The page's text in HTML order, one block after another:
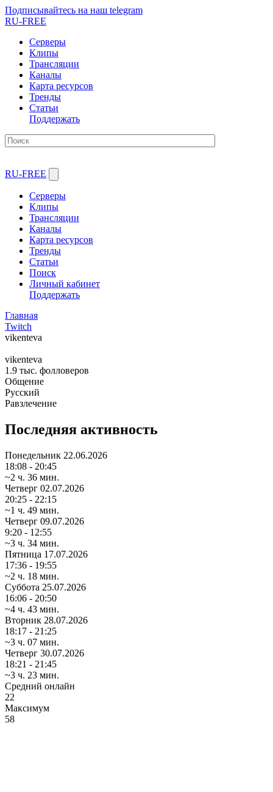
Подписывайтесь на наш telegram
RU-FREE
Серверы
Клипы
Трансляции
Каналы
Карта ресурсов
Тренды
Статьи
Поддержать
RU-FREE
Серверы
Клипы
Трансляции
Каналы
Карта ресурсов
Тренды
Статьи
Поиск
Личный кабинет
Поддержать
Главная
Twitch
vikenteva
vikenteva
1.9 тыс. фолловеров
Общение
Русский
Равзлечение
Последняя активность
Понедельник 22.06.2026
18:08 - 20:45
~2 ч. 36 мин.
Четверг 02.07.2026
20:25 - 22:15
~1 ч. 49 мин.
Четверг 09.07.2026
9:20 - 12:55
~3 ч. 34 мин.
Пятница 17.07.2026
17:36 - 19:55
~2 ч. 18 мин.
Суббота 25.07.2026
16:06 - 20:50
~4 ч. 43 мин.
Вторник 28.07.2026
18:17 - 21:25
~3 ч. 07 мин.
Четверг 30.07.2026
18:21 - 21:45
~3 ч. 23 мин.
Средний онлайн
22
Максимум
58